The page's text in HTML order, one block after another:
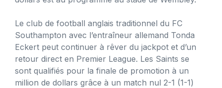
Le club de football anglais traditionnel du FC
Southampton avec l’entraîneur allemand Tonda
Eckert peut continuer à rêver du jackpot et d’un
retour direct en Premier League. Les Saints se
sont qualifiés pour la finale de promotion à un
million de dollars grâce à un match nul 2-1 (1-1)